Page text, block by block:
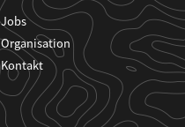
Jobs
Organisation
Kontakt